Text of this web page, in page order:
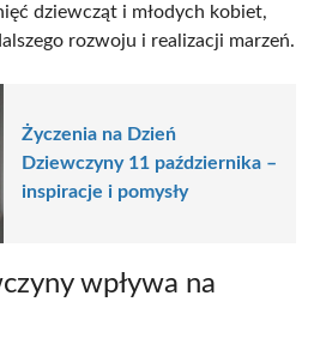
dziewcząt i młodych kobiet,
rozwoju i realizacji marzeń.
Życzenia na Dzień
Dziewczyny 11 października –
inspiracje i pomysły
wpływa na